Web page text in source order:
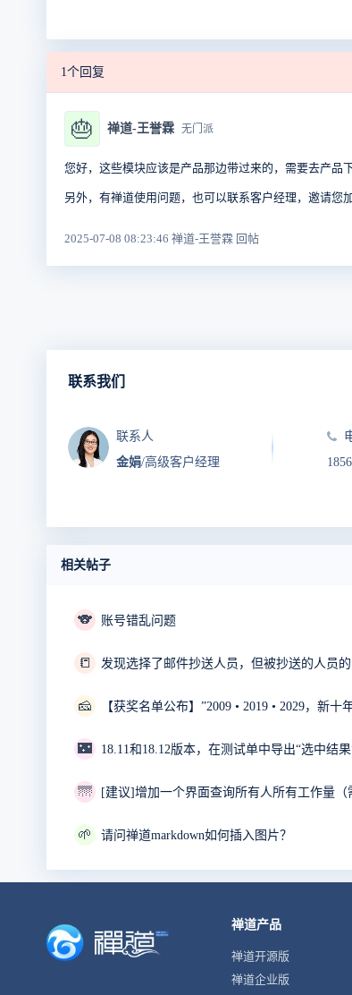
1个回复
🎂 禅道-王誉霖 无门派
您好，这些模块应该是产品那边带过来的，需要去产品下
另外，有禅道使用问题，也可以联系客户经理，邀请您
2025-07-08 08:23:46 禅道-王誉霖 回帖
联系我们
联系人
金娟/高级客户经理
相关帖子
🐨 账号错乱问题
📒 发现选择了邮件抄送人员，但被抄送的人员
🧀 【获奖名单公布】”2009 • 2019 • 2029，新
🌃 18.11和18.12版本，在测试单中导出“选中结
🌁 [建议]增加一个界面查询所有人所有工作量（
🌱 请问禅道markdown如何插入图片？
禅道产品
禅道开源版
禅道企业版